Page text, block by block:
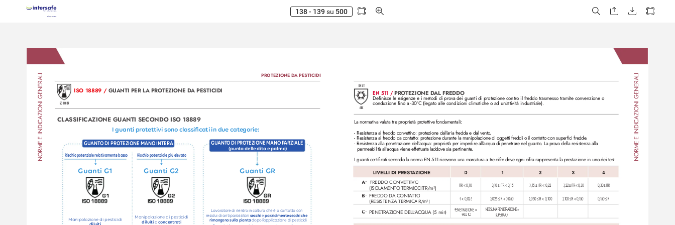
138 - 139 su 500
NORME E INDICAZIONI GENERALI I guanti protettivi sono classicati in due categorie:
Rischio potenziale relativamente basso Rischio potenziale più elevato
6 6
Guanti G1 Guanti G2
Manipolazione di pesticidi
Manipolazione di pesticidi
diluiti o concentrati
GUANTO DI PROTEZIONE MANO INTERA GUANTO DI PROTEZIONE MANO PARZIALE
(punta delle dita e palmo)
Guanti GR
Lavoratore di rientro in coltura che è a contatto con
residui di antiparassitari secchi e parzialmente secchi che
rimangono sulla pianta dopo l’applicazione di pesticidi
ISO 18889 / GUANTI PER LA PROTEZIONE DA PESTICIDI
CLASSIFICAZIONE GUANTI SECONDO ISO 18889
ISO 18889
PROTEZIONE DA PESTICIDI NORME E INDICAZIONI GENERALI
EN 511 / PROTEZIONE DAL FREDDO
Definisce le esigenze e i metodi di prova dei guanti di protezione contro il freddo trasmesso tramite convenzione o
conduzione fino a -30°C (legato alle condizioni climatiche o ad un'attività industriale).
ABC
EN 511
LIVELLI DI PRESTAZIONE 0 1 2 3
4
A• FREDDO CONVETTIVO
(ISOLAMENTO TERMICO ITR/m²) ITR < 0,10 0,10 ≤ ITR < 0,15 0,15 ≤ ITR < 0,22 0,22 ≤ ITR < 0,30 0,30 ≤ ITR
B•
  FREDDO DA CONT
ATTO
(RESISTENZA TERMICA R/m²) R < 0,025 0,025 ≤ R < 0,050 0,050 ≤ R < 0,100 0,100 ≤ R < 0,150 0,150 ≤ R
C•
  PENETRAZIONE DELL
’ACQUA (5 min) PENETRAZIONE =
FALLITO
NESSUNA PENETRAZIONE =
SUPERATO
La normativa valuta tre proprietà protettive fondamentali:
- Resistenza al freddo convettivo: protezione dall’aria fredda e dal vento.
- Resistenza al freddo da contatto: protezione durante la manipolazione di oggetti freddi o il contatto con superfici fredde.
- Resistenza alla penetrazione dell’acqua: proprietà per impedire all’acqua di penetrare nel guanto. La prova della resistenza alla
permeabilità all’acqua viene effettuata laddove sia pertinente.
I guanti certificati secondo la norma EN 511 ricevono una marcatura a tre cifre dove ogni cifra rappresenta la prestazione in uno dei test: